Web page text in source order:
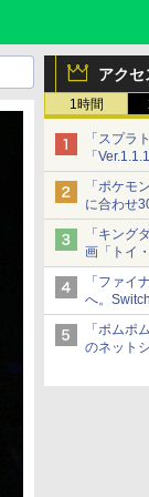
アクセ
1時間
「スプラ
「
する不具
「ポケモ
に合わせ
3冊同時発
「キング
画「トイ
布決定！
本日8月7
「ファイ
へ。
「ポムポ
のネット
「おもち